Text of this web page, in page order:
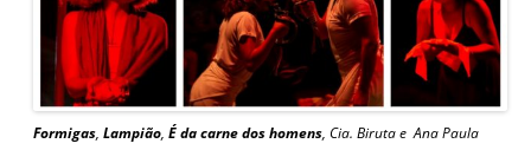
Formigas, Lampião, É da carne dos homens, Cia. Biruta e Ana Paula